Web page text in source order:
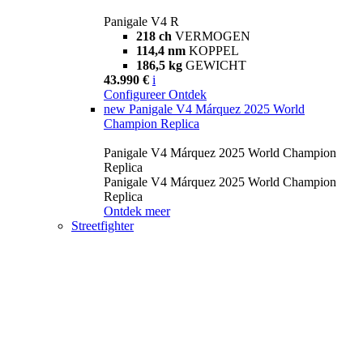
Panigale V4 R
218 ch VERMOGEN
114,4 nm KOPPEL
186,5 kg GEWICHT
43.990 € i
Configureer Ontdek
new Panigale V4 Márquez 2025 World
Champion Replica
Panigale V4 Márquez 2025 World Champion
Replica
Panigale V4 Márquez 2025 World Champion
Replica
Ontdek meer
Streetfighter